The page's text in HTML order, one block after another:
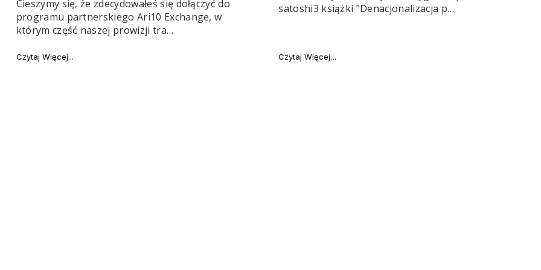
r."
Cieszymy się, że zdecydowałeś się dołączyć do
programu partnerskiego Ari10 Exchange, w
którym część naszej prowizji tra…
Czytaj Więcej"Zarabiaj z programem partnerskim Ari10 Exchange!"
satoshi3 książki "Denacjonalizacja p…
Czytaj Więcej